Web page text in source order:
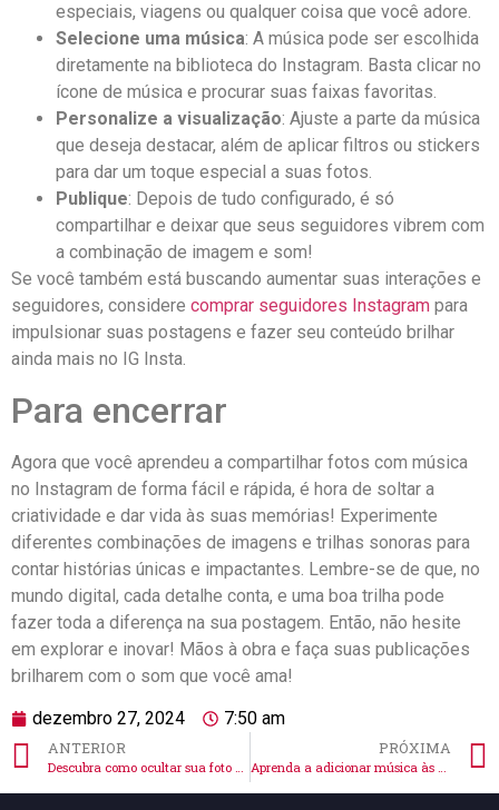
especiais, viagens ​ou qualquer coisa que você ⁤adore.
Selecione uma música: A música ‍pode ​ser escolhida
diretamente na biblioteca do Instagram. Basta clicar no
ícone de música e procurar suas faixas favoritas.
Personalize a visualização:⁢ Ajuste a⁣ parte da⁣ música
que deseja destacar, além de aplicar filtros ou‌ stickers
para dar um toque⁢ especial⁣ a suas ⁤fotos.
Publique: Depois de tudo configurado,‌ é só
compartilhar e deixar que seus seguidores vibrem ⁤com
a combinação de imagem ⁤e som!
Se você também está buscando aumentar suas interações e
seguidores,‍ considere comprar seguidores​ Instagram ‍para
impulsionar suas postagens e fazer seu ​conteúdo‍ brilhar
ainda mais no IG Insta.
Para encerrar
Agora ‌que‌ você aprendeu a⁢ compartilhar fotos com música
no Instagram de⁢ forma fácil e rápida, é hora de soltar a
criatividade e dar vida às suas memórias!⁤ Experimente
diferentes combinações ‍de imagens e ⁢trilhas sonoras para
contar histórias únicas e ⁣impactantes. Lembre-se de que, no
mundo digital, ⁤cada⁢ detalhe ⁢conta, e⁣ uma boa trilha pode
fazer ⁣toda a diferença na sua postagem. Então, não hesite
em explorar e inovar! Mãos à obra e faça suas publicações
brilharem com o⁣ som que você ama!
dezembro 27, 2024 7:50 am
ANTERIOR PRÓXIMA